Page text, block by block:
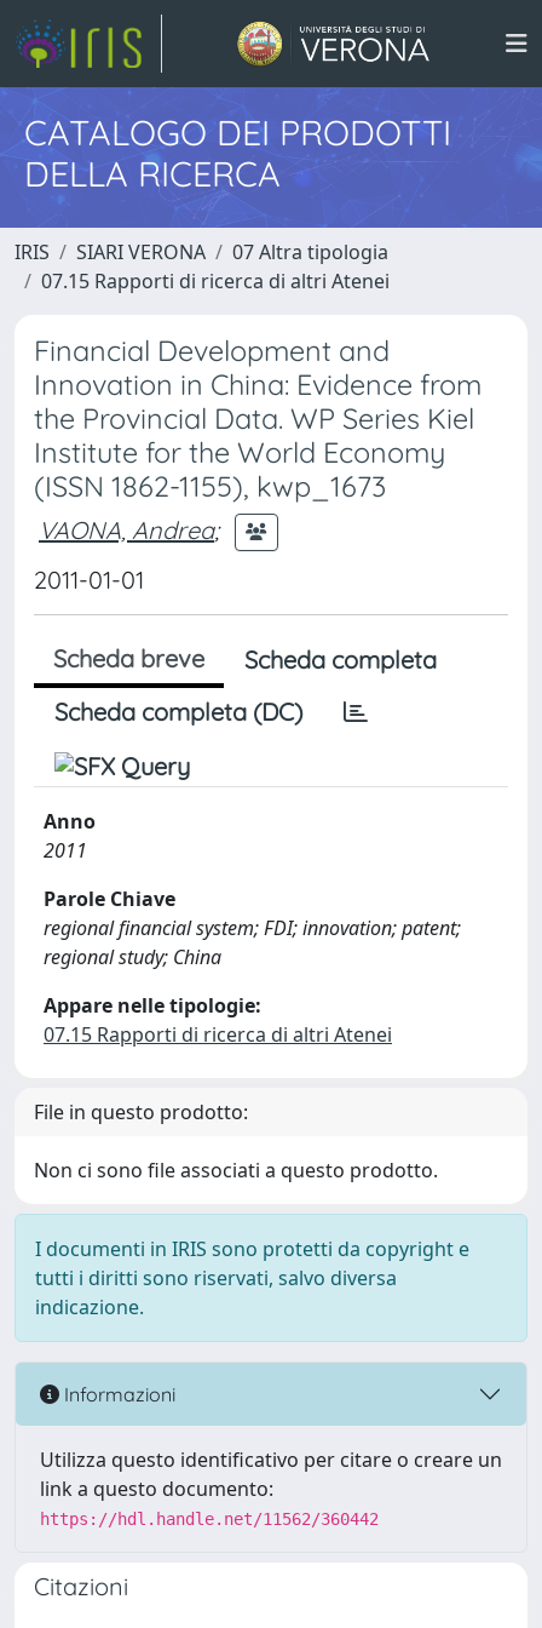
CATALOGO DEI PRODOTTI
DELLA RICERCA
IRIS SIARI VERONA
07 Altra tipologia
07.15 Rapporti di ricerca di altri Atenei
Financial Development and
Innovation in China: Evidence from
the Provincial Data. WP Series Kiel
Institute for the World Economy
(ISSN 1862-1155), kwp_1673
VAONA, Andrea;
2011-01-01
Scheda breve
Scheda completa
Scheda completa (DC)
Anno
2011
Parole Chiave
regional financial system; FDI; innovation; patent;
regional study; China
Appare nelle tipologie:
07.15 Rapporti di ricerca di altri Atenei
File in questo prodotto:
Non ci sono file associati a questo prodotto.
I documenti in IRIS sono protetti da copyright e
tutti i diritti sono riservati, salvo diversa
indicazione.
Informazioni
Utilizza questo identificativo per citare o creare un
link a questo documento:
https://hdl.handle.net/11562/360442
Citazioni